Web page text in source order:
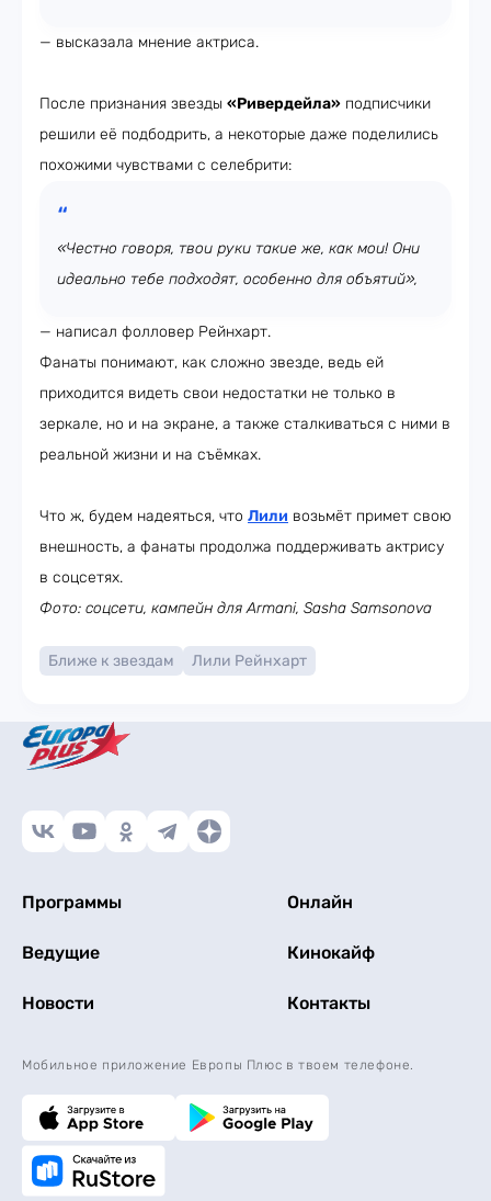
— высказала мнение актриса.
После признания звезды «Ривердейла» подписчики
решили её подбодрить, а некоторые даже поделились
похожими чувствами с селебрити:
«Честно говоря, твои руки такие же, как мои! Они
идеально тебе подходят, особенно для объятий»,
— написал фолловер Рейнхарт.
Фанаты понимают, как сложно звезде, ведь ей
приходится видеть свои недостатки не только в
зеркале, но и на экране, а также сталкиваться с ними в
реальной жизни и на съёмках.
Что ж, будем надеяться, что Лили возьмёт примет свою
внешность, а фанаты продолжа поддерживать актрису
в соцсетях.
Фото: соцсети, кампейн для Armani, Sasha Samsonova
Ближе к звездам Лили Рейнхарт
Программы Онлайн
Ведущие Кинокайф
Новости Контакты
Мобильное приложение Европы Плюс в твоем телефоне.